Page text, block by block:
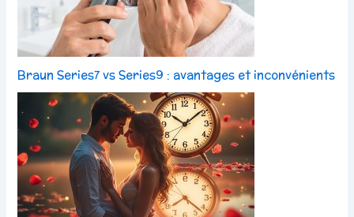
Braun Series7 vs Series9 : avantages et inconvénients